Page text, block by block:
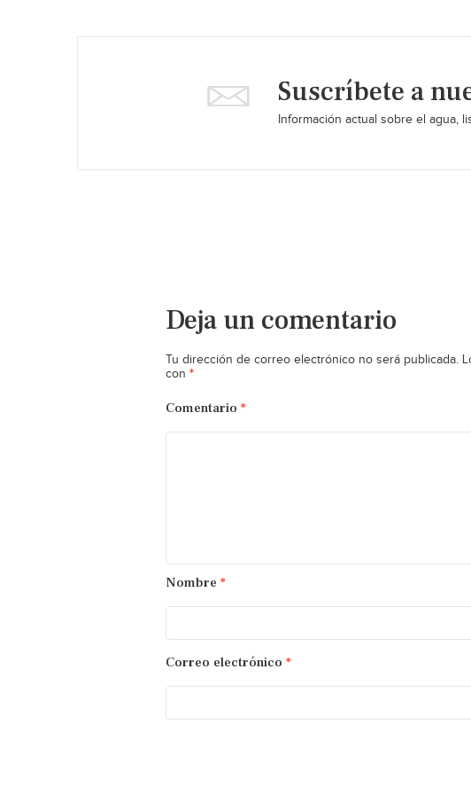
Suscríbete a
Información actual sobre el agua,
Deja un comentario
Tu dirección de correo electrónico no será publicada.
con *
Comentario *
Nombre *
Correo electrónico *